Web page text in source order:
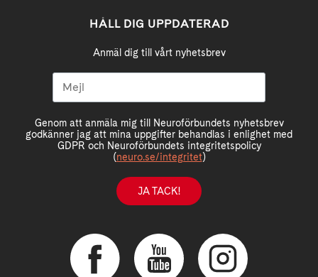
HÅLL DIG UPPDATERAD
Anmäl dig till vårt nyhetsbrev
Genom att anmäla mig till Neuroförbundets nyhetsbrev
godkänner jag att mina uppgifter behandlas i enlighet med
GDPR och Neuroförbundets integritetspolicy
(neuro.se/integritet)
JA TACK!